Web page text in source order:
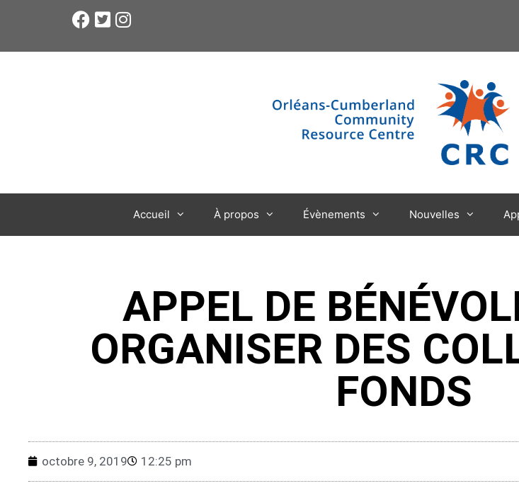
Accueil À propos Évènements Nouvelles
APPEL DE
ORGANISER DES
FONDS
octobre 9, 2019 12:25 pm